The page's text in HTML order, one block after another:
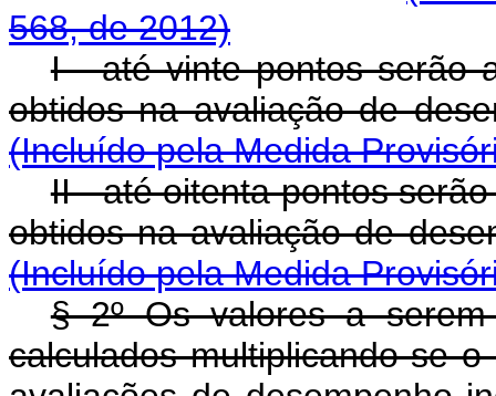
568, de 2012)
I - até vinte pontos serão
obtidos na avaliação
(Incluído pela Medida
II - até oitenta pontos
obtidos na avaliação
(Incluído pela Medida
§ 2º Os valores a
calculados multiplicando-se